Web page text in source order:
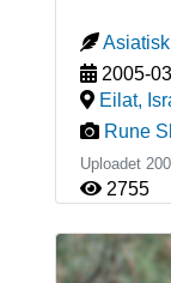
2005-
Eilat,
Rune
Uploadet
2755